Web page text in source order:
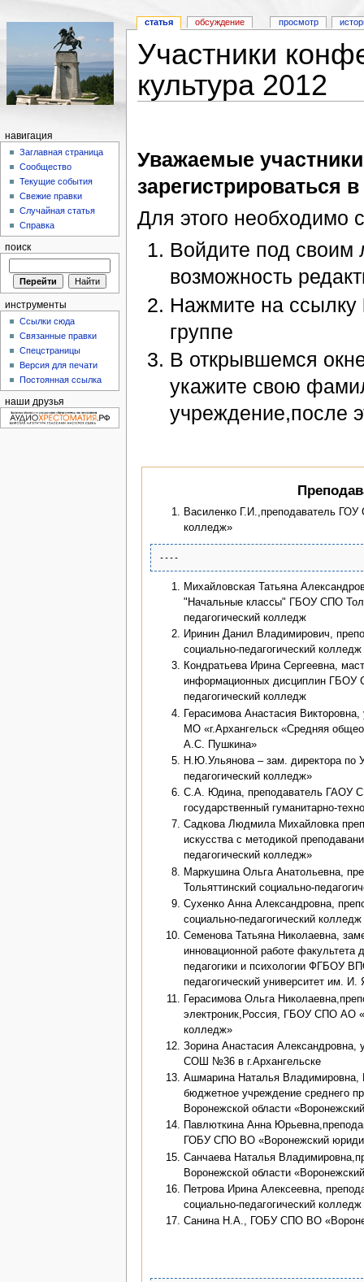
Участники
культура 2012
Уважаемые
зарегистрироваться
Для этого необходимо
Войдите под своим
возможность
Нажмите на ссылку
группе
В открывшемся
укажите свою
учреждение,после
Василенко Г.И.,преподаватель ГОУ
колледж»
Михайловская Татьяна
"Начальные классы" ГБОУ СПО
педагогический колледж
Иринин Данил Владимирович,
социально-педагогический колледж
Кондратьева Ирина Сергеевна,
информационных дисциплин ГБОУ
педагогический колледж
Герасимова Анастасия
МО «г.Архангельск «Средняя
А.С. Пушкина»
Н.Ю.Ульянова – зам. директора
педагогический колледж»
С.А. Юдина, преподаватель ГАОУ
государственный гуманитарно-
Садкова Людмила Михайловка
искусства с методикой
педагогический колледж»
Маркушина Ольга Анатольевна,
Тольяттинский социально-
Сухенко Анна Александровна,
социально-педагогический колледж
Семенова Татьяна Николаевна,
инновационной работе факультета
педагогики и психологии ФГБОУ
педагогический университет им. И.
Герасимова Ольга
электроник,Россия, ГБОУ СПО АО
колледж»
Зорина Анастасия Александровна,
СОШ №36 в г.Архангельске
Ашмарина Наталья Владимировна,
бюджетное учреждение среднего
Воронежской области
Павлюткина Анна
ГОБУ СПО ВО «Воронежский
Санчаева Наталья
Воронежской области
Петрова Ирина Алексеевна,
социально-педагогический колледж
Санина Н.А., ГОБУ СПО ВО
статья обсуждение просмотр
навигация
Заглавная страница
Сообщество
Текущие события
Свежие правки
Случайная статья
Справка
поиск
инструменты
Ссылки сюда
Связанные правки
Спецстраницы
Версия для печати
Постоянная ссылка
наши друзья